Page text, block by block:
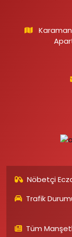
Karaman
Nöbetçi
Trafik
Tüm